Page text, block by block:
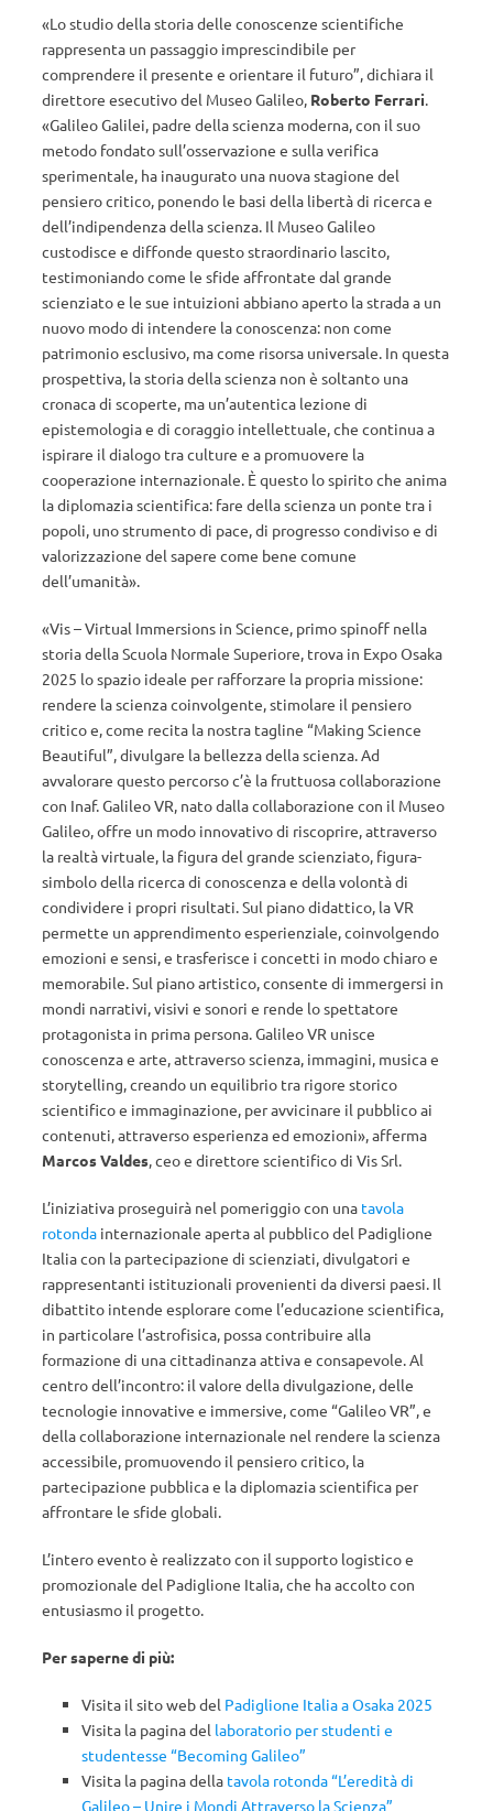
«Lo studio della storia delle conoscenze scientifiche
rappresenta un passaggio imprescindibile per
comprendere il presente e orientare il futuro”, dichiara il
direttore esecutivo del Museo Galileo, Roberto Ferrari.
«Galileo Galilei, padre della scienza moderna, con il suo
metodo fondato sull’osservazione e sulla verifica
sperimentale, ha inaugurato una nuova stagione del
pensiero critico, ponendo le basi della libertà di ricerca e
dell’indipendenza della scienza. Il Museo Galileo
custodisce e diffonde questo straordinario lascito,
testimoniando come le sfide affrontate dal grande
scienziato e le sue intuizioni abbiano aperto la strada a un
nuovo modo di intendere la conoscenza: non come
patrimonio esclusivo, ma come risorsa universale. In questa
prospettiva, la storia della scienza non è soltanto una
cronaca di scoperte, ma un’autentica lezione di
epistemologia e di coraggio intellettuale, che continua a
ispirare il dialogo tra culture e a promuovere la
cooperazione internazionale. È questo lo spirito che anima
la diplomazia scientifica: fare della scienza un ponte tra i
popoli, uno strumento di pace, di progresso condiviso e di
valorizzazione del sapere come bene comune
dell’umanità».
«Vis – Virtual Immersions in Science, primo spinoff nella
storia della Scuola Normale Superiore, trova in Expo Osaka
2025 lo spazio ideale per rafforzare la propria missione:
rendere la scienza coinvolgente, stimolare il pensiero
critico e, come recita la nostra tagline “Making Science
Beautiful”, divulgare la bellezza della scienza. Ad
avvalorare questo percorso c’è la fruttuosa collaborazione
con Inaf. Galileo VR, nato dalla collaborazione con il Museo
Galileo, offre un modo innovativo di riscoprire, attraverso
la realtà virtuale, la figura del grande scienziato, figura-
simbolo della ricerca di conoscenza e della volontà di
condividere i propri risultati. Sul piano didattico, la VR
permette un apprendimento esperienziale, coinvolgendo
emozioni e sensi, e trasferisce i concetti in modo chiaro e
memorabile. Sul piano artistico, consente di immergersi in
mondi narrativi, visivi e sonori e rende lo spettatore
protagonista in prima persona. Galileo VR unisce
conoscenza e arte, attraverso scienza, immagini, musica e
storytelling, creando un equilibrio tra rigore storico
scientifico e immaginazione, per avvicinare il pubblico ai
contenuti, attraverso esperienza ed emozioni», afferma
Marcos Valdes, ceo e direttore scientifico di Vis Srl.
L’iniziativa proseguirà nel pomeriggio con una tavola
rotonda internazionale aperta al pubblico del Padiglione
Italia con la partecipazione di scienziati, divulgatori e
rappresentanti istituzionali provenienti da diversi paesi. Il
dibattito intende esplorare come l’educazione scientifica,
in particolare l’astrofisica, possa contribuire alla
formazione di una cittadinanza attiva e consapevole. Al
centro dell’incontro: il valore della divulgazione, delle
tecnologie innovative e immersive, come “Galileo VR”, e
della collaborazione internazionale nel rendere la scienza
accessibile, promuovendo il pensiero critico, la
partecipazione pubblica e la diplomazia scientifica per
affrontare le sfide globali.
L’intero evento è realizzato con il supporto logistico e
promozionale del Padiglione Italia, che ha accolto con
entusiasmo il progetto.
Per saperne di più:
Visita il sito web del Padiglione Italia a Osaka 2025
Visita la pagina del laboratorio per studenti e
studentesse “Becoming Galileo”
Visita la pagina della tavola rotonda “L’eredità di
Galileo – Unire i Mondi Attraverso la Scienza”